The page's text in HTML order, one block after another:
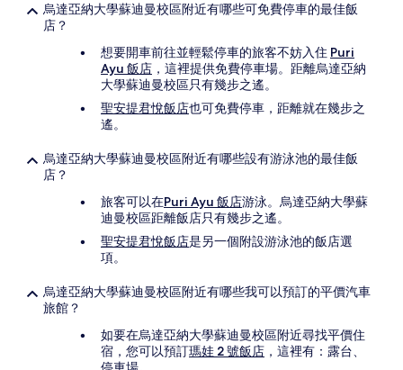
烏達亞納大學蘇迪曼校區附近有哪些可免費停車的最佳飯
店？
想要開車前往並輕鬆停車的旅客不妨入住 Puri
Ayu 飯店 ，這裡提供免費停車場。距離烏達亞納
大學蘇迪曼校區只有幾步之遙。
聖安提君悅飯店也可免費停車，距離就在幾步之
遙。
烏達亞納大學蘇迪曼校區附近有哪些設有游泳池的最佳飯
店？
旅客可以在Puri Ayu 飯店游泳。烏達亞納大學蘇
迪曼校區距離飯店只有幾步之遙。
聖安提君悅飯店是另一個附設游泳池的飯店選
項。
烏達亞納大學蘇迪曼校區附近有哪些我可以預訂的平價汽車
旅館？
如要在烏達亞納大學蘇迪曼校區附近尋找平價住
宿，您可以預訂瑪娃 2 號飯店 ，這裡有：露台、